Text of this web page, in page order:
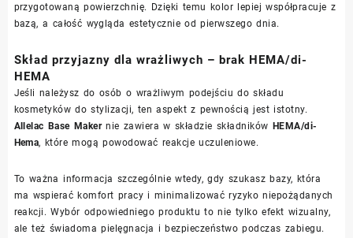
przygotowaną powierzchnię. Dzięki temu kolor lepiej współpracuje z
bazą, a całość wygląda estetycznie od pierwszego dnia.
Skład przyjazny dla wrażliwych – brak HEMA/di-
HEMA
Jeśli należysz do osób o wrażliwym podejściu do składu
kosmetyków do stylizacji, ten aspekt z pewnością jest istotny.
Allelac Base Makernie zawiera w składzie składników HEMA/di-
Hema, które mogą powodować reakcje uczuleniowe.
To ważna informacja szczególnie wtedy, gdy szukasz bazy, która
ma wspierać komfort pracy i minimalizować ryzyko niepożądanych
reakcji. Wybór odpowiedniego produktu to nie tylko efekt wizualny,
ale też świadoma pielęgnacja i bezpieczeństwo podczas zabiegu.